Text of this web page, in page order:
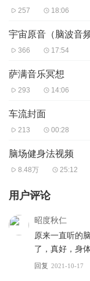
257 18:06
宇宙原音（脑波音频
366 17:54
萨满音乐冥想
293 14:06
车流封面
213 00:28
脑场健身法视频
8.48万 25:12
用户评论
昭度秋仁
原来一直听的
了，真好，身
回复 2021-10-17